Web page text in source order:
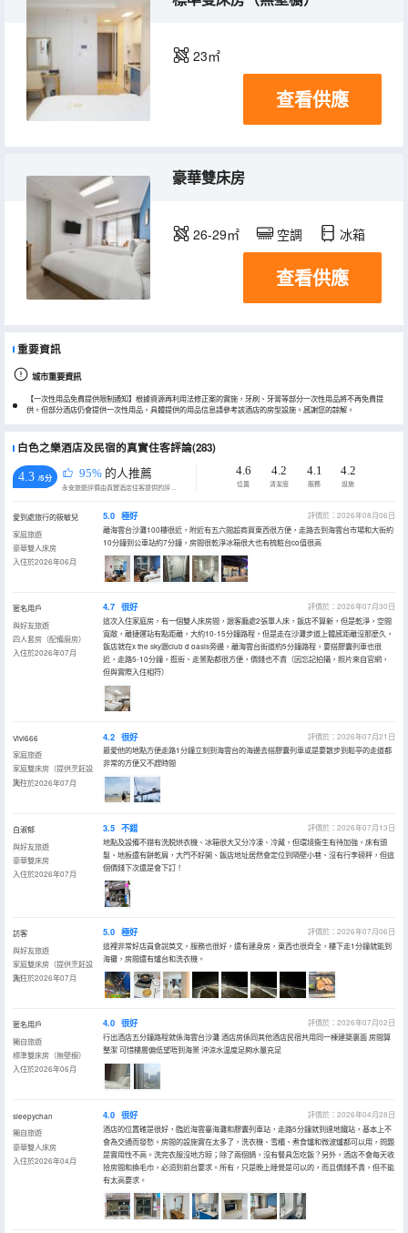
23㎡
查看供應
豪華雙床房
26-29㎡ 空調 冰箱
查看供應
重要資訊
城市重要資訊
【一次性用品免費提供限制通知】根據資源再利用法修正案的實施，牙刷、牙膏等部分一次性用品將不再免費提
供。但部分酒店仍會提供一次性用品，具體提供的用品信息請參考該酒店的房型設施。感謝您的諒解。
白色之樂酒店及民宿的真實住客評論(283)
4.3 /5分 95% 的人推薦
永安旅遊評價由真實酒店住客提供的評價。
4.6
位置
4.2
清潔度
4.1
服務
4.2
設施
愛到處旅行的筱敏兒
家庭旅遊
豪華雙人床房
入住於2026年06月
5.0 極好
評價於：2026年08月06日
離海雲台沙灘100樓很近，附近有五六間超商買東西很方便，走路去到海雲台市場和大街約
10分鐘到公車站約7分鐘，房間很乾淨冰箱很大也有梳粧台co值很高
匿名用戶
與好友旅遊
四人套房（配備廚房）
入住於2026年07月
4.7 很好
評價於：2026年07月30日
這次入住家庭房，有一個雙人床房間，跟客廳處2張單人床，飯店不算新，但是乾淨，空間
寬敞，離捷運站有點距離，大約10-15分鐘路程，但是走在沙灘步道上體感距離沒那麼久，
飯店就在x the sky跟club d oasis旁邊，離海雲台街道約5分鐘路程，要搭膠囊列車也很
近，走路5-10分鐘，逛街、走景點都很方便，價錢也不貴（因忘記拍攝，照片來自官網，
但與實際入住相符）
Vivi666
家庭旅遊
家庭雙床房（提供烹飪設
施）
入住於2026年07月
4.2 很好
評價於：2026年07月21日
最愛他的地點方便走路1分鐘立刻到海雲台的海邊去搭膠囊列車或是要散步到鬆亭的走道都
非常的方便又不趕時間
白淑郁
與好友旅遊
豪華雙床房
入住於2026年07月
3.5 不錯
評價於：2026年07月13日
地點及設備不錯有洗脱烘衣機、冰箱很大又分冷凍、冷藏，但環境衞生有待加強，床有頭
髮、地板還有餅乾屑，大門不好開、飯店地址居然會定位到隔壁小巷、沒有行李磅秤，但這
個價錢下次還是會下訂！
訪客
與好友旅遊
家庭雙床房（提供烹飪設
施）
入住於2026年07月
5.0 極好
評價於：2026年07月06日
這裡非常好店員會說英文，服務也很好，還有建身房，東西也很齊全，樓下走1分鐘就能到
海攤，房間還有爐台和洗衣機。
匿名用戶
獨自旅遊
標準雙床房（無壁櫥）
入住於2026年06月
4.0 很好
評價於：2026年07月02日
行出酒店五分鐘路程就係海雲台沙灘 酒店房係同其他酒店民宿共用同一棟建築裏面 房間算
整潔 可惜樓層偏低望唔到海景 沖涼水温度足夠水量充足
sleepychan
獨自旅遊
豪華雙人床房
入住於2026年04月
4.0 很好
評價於：2026年04月28日
酒店的位置確是很好，臨近海雲臺海灘和膠囊列車站，走路5分鐘就到達地鐵站，基本上不
會為交通而發愁。房間的設施實在太多了，洗衣機、雪櫃、煮食爐和微波爐都可以用，問題
是實用性不高。洗完衣服沒地方晾；除了兩個鍋，沒有餐具怎吃飯？另外，酒店不會每天收
拾房間和換毛巾，必須到前台要求。所有，只是晚上睡覺是可以的，而且價錢不貴，但不能
有太高要求。